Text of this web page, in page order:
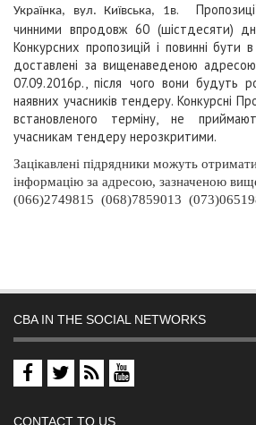
Українка, вул.
Київська, 1в.
чинними впродовж 60 (шістдесяти)
Конкурсних пропозицій і повинні бути
доставлені за вищенаведеною
07.09.2016p.,після чого вони будуть
наявних учасників тендеру. Конкурсні
встановленого терміну, не
учасникам тендеру нерозкритими.
Зацікавлені підрядники можуть
інформацію за адресою, зазначеною
(066)2749815 (068)7859013
CBA IN THE SOCIAL NETWORKS
CONTACT TO US